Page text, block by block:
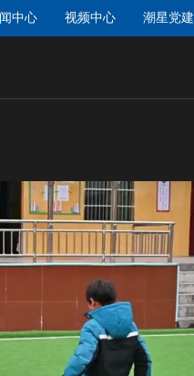
中心 视频中心 潮星党建